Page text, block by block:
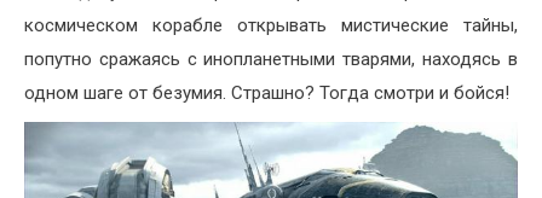
космическом корабле открывать мистические тайны,
попутно сражаясь с инопланетными тварями, находясь в
одном шаге от безумия. Страшно? Тогда смотри и бойся!